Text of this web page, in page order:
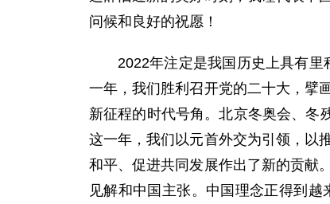
问候和良好的祝愿！
2022年注定是我国历史上具有
一年，我们胜利召开党的二十大，擘
新征程的时代号角。北京冬奥会、冬
这一年，我们以元首外交为引领，以
和平、促进共同发展作出了新的贡献
见解和中国主张。中国理念正得到